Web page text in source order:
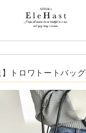
】トロワトートバッグ